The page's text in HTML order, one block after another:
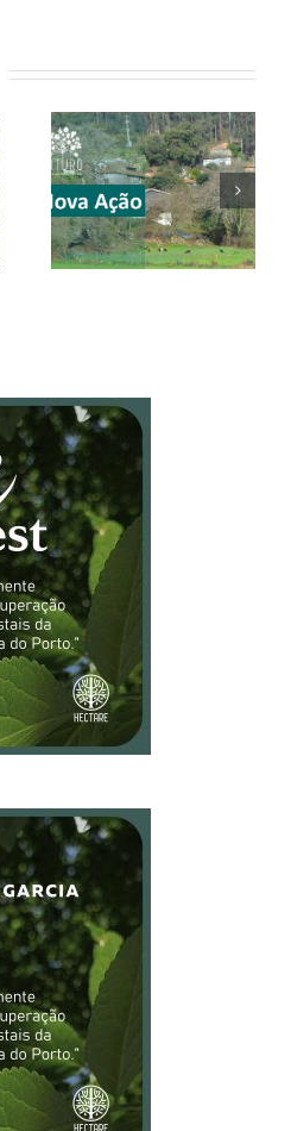
CONVITE |
#SEI2026 | 23-31
maio 2026